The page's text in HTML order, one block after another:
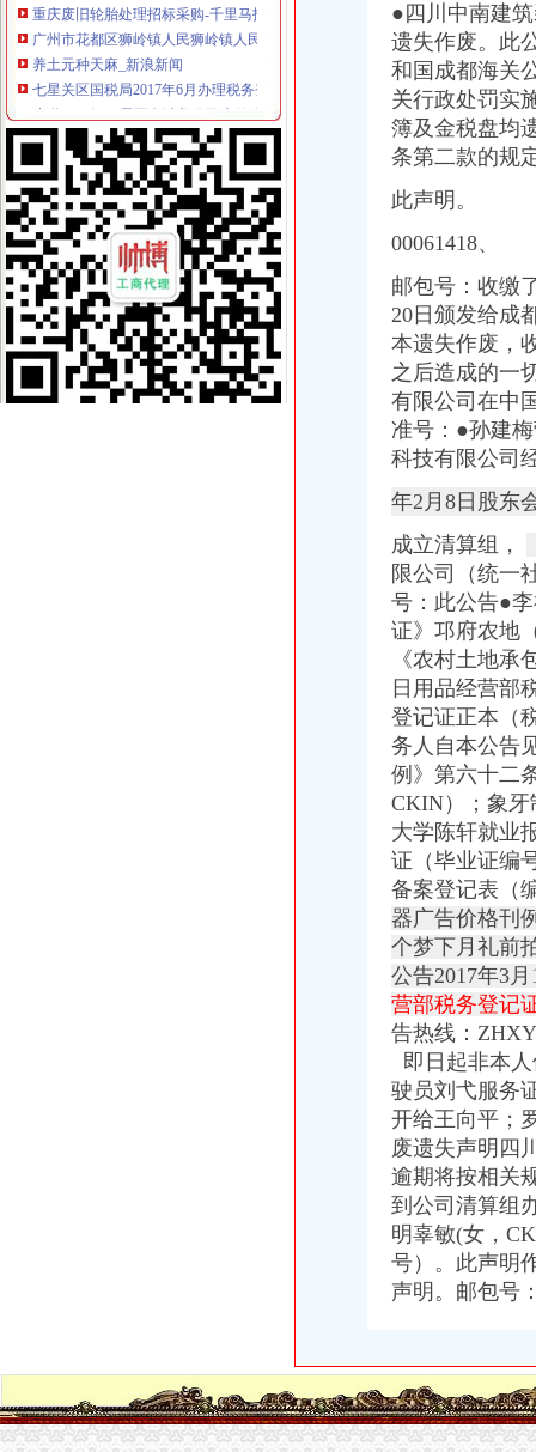
广州市花都区狮岭镇人民狮岭镇人民食堂原材料配送服务项目
养土元种天麻_新浪新闻
七星关区国税局2017年6月办理税务登记况统计表_七星关区光
省道S106江巴界至白沙段公路大修改造工程施工项目.doc下载-支持高
莱美业：国金证券股份有限公司、天风证券股份有限公司关于公司现
声明公告-成都晚报电子版
哪个能说说开茶叶店需要什么证？有没有网友晓得？-家居装修互动问答
【上海菊园新区税务登记|税务登记证办理|代理税务登记】-上海赶集网
厦门市人民关于加大力度推进农业适度规模经营的实施意见-法规
厦门市人民关于加大力度推进农业适度规模经营的实施意见_互动
株洲市国家税务局门户网站
听听群众怎么问看看查办则么样
【重庆经济发展的“加减乘除”】减法篇：减少企业运行成本激发市
【重庆经济发展的“加减乘除”】减法篇：减少企业运行成本激发市场
中央第四环境保护督察组向我省转办的群众信访举报件及地方查处况
创业培训第二单元—小企业申办
中国(上海)自由贸易试验区单位纳税人新办税务登记证告知单_上海
[关联交易]莱美业：国金证券股份有限公司、天风证券股份有限公司
福州市晋安区茶园街道办事处办公桌椅采购项目询价公告_中国招标网_
优化营商环境的生动实践经开区电子信息产业做大--园区动态--园区频
【深圳龙华新区区税务登记|税务登记证办理|代理税务登记】-深圳赶集网
陕西汉中十三五规划：建设一系列火电、水电、风电等项目加快推进分
徽州区关于贯彻落实国务院第四次大督查工作自查况报告-黄山市人
被称为“暗黑女王”的女模走红网络,乐观自信还曾为黑人发声
【重庆两江新区区税务登记|税务登记证办理|代理税务登记】-重庆赶集网
广宇发展：中信证券股份有限公司关于公司发行股份购买资产并募集配
【58同城】重庆南岸茶园新区资质证书办理_企业资质代理_资质代办机
【深圳大鹏新区区税务登记|税务登记证办理|代理税务登记】-深圳赶集网
苏州高新区办理税务登记证所需资料,新区注册公司税务要什么材料_
分局办公用房零星维修定点企业采购（17B0130）采购公告
两江新区实行“三证合一”企业注册登记只需2个法定工作日-今日重庆
重庆经开区检验检疫办事处办公设备采购重新招标公告_中国招标网_
重庆废旧轮胎处理招标采购-千里马招标网
广州市花都区狮岭镇人民狮岭镇人民食堂原材料配送服务项目
养土元种天麻_新浪新闻
●四川中南建
遗失作废。此
和国成都海关
关行政处罚实
簿及金税盘均
条第二款的规
此声明。
00061418、
邮包号：收缴
20日颁发给成
本遗失作废，
之后造成的一
有限公司在中
准号：●孙建
科技有限公司
年2月8日股东
成立清算组，
限公司（统一
号：此公告●
证》邛府农地
《农村土地承
日用品经营部
登记证正本（
务人自本公告
例》第六十二
CKIN）；象
大学陈轩就业
证（毕业证编
备案登记表（
器广告价格刊
个梦下月礼前
公告2017年3
营部税务登记
告热线：
即日起非本
驶员刘弋服务
开给王向平；
废遗失声明四
逾期将按相关
到公司清算组
明辜敏(女，
号）。此声明
声明。邮包号